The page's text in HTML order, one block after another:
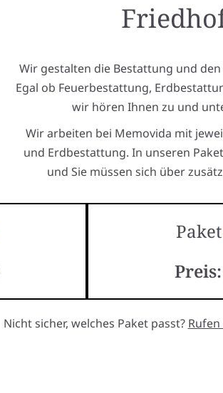
Wir gestalten die Bestattung und
Egal ob Feuerbestattung,
wir hören Ihnen zu und
Wir arbeiten bei Memovida mit
und Erdbestattung. In unseren
und Sie müssen sich über
Paket
Nicht sicher, welches Paket passt? Rufen